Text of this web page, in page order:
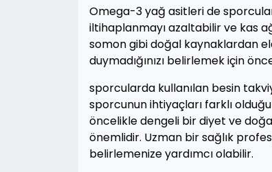
Omega-3 yağ asitleri de
iltihaplanmayı azaltabilir ve kas
somon gibi doğal kaynaklardan
duymadığınızı belirlemek için
sporcularda kullanılan besin
sporcunun ihtiyaçları farklı
öncelikle dengeli bir diyet ve
önemlidir. Uzman bir sağlık
belirlemenize yardımcı olabilir.